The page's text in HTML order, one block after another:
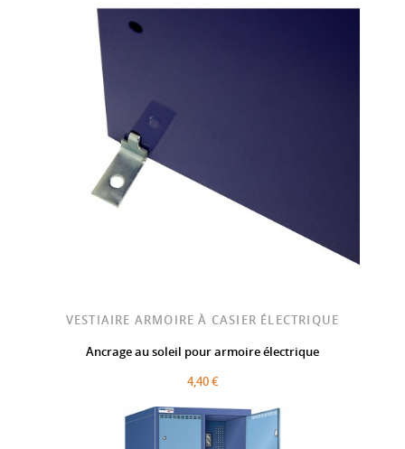
VESTIAIRE ARMOIRE À CASIER ÉLECTRIQUE
Ancrage au soleil pour armoire électrique
4,40 €